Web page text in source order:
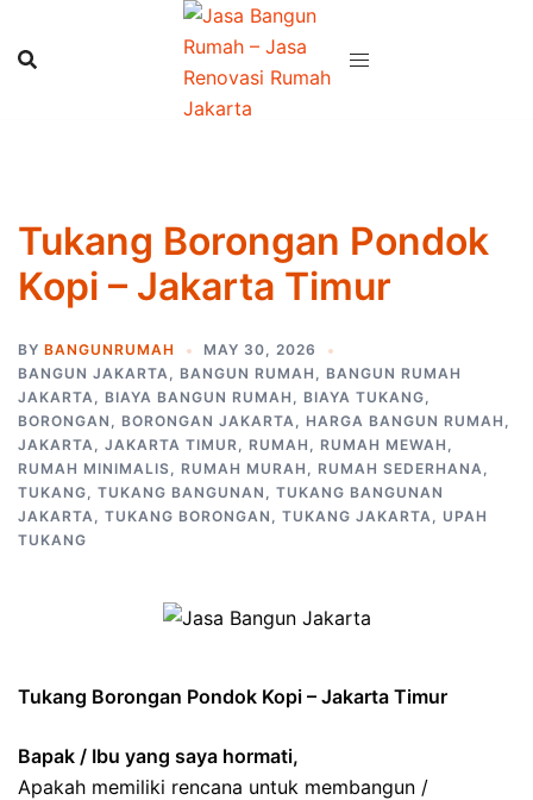
content
Tukang Borongan Pondok
Kopi – Jakarta Timur
BY BANGUNRUMAH
MAY 30, 2026
BANGUN JAKARTA, BANGUN RUMAH , BANGUN RUMAH
JAKARTA, BIAYA BANGUN RUMAH , BIAYA TUKANG,
BORONGAN , BORONGAN JAKARTA, HARGA BANGUN RUMAH ,
JAKARTA, JAKARTA TIMUR, RUMAH , RUMAH MEWAH ,
RUMAH MINIMALIS, RUMAH MURAH , RUMAH SEDERHANA,
TUKANG, TUKANG BANGUNAN , TUKANG BANGUNAN
JAKARTA, TUKANG BORONGAN , TUKANG JAKARTA, UPAH
TUKANG
Tukang Borongan Pondok Kopi – Jakarta Timur
Bapak / Ibu yang saya hormati,
Apakah memiliki rencana untuk membangun /